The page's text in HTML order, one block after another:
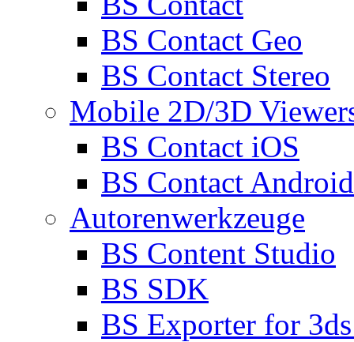
BS Contact Geo
BS Contact Stereo
Mobile 2D/3D
BS Contact iOS
BS Contact Android
Autorenwerkzeuge
BS Content Studio
BS SDK
BS Exporter for